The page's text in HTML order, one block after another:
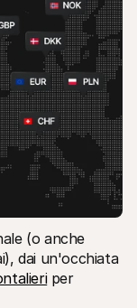
(o anche
dai un'occhiata
per